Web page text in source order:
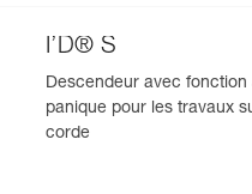
I’D® S
Descendeur avec fonction
panique pour les travaux
corde